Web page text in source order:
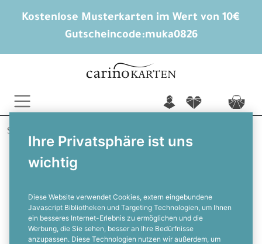
Kostenlose Musterkarten im Wert von 10€
Gutscheincode:muka0826
Ihre Privatsphäre ist uns
wichtig
Diese Website verwendet Cookies, extern eingebundene
Javascript Bibliotheken und Targeting Technologien, um Ihnen
ein besseres Internet-Erlebnis zu ermöglichen und die
Werbung, die Sie sehen, besser an Ihre Bedürfnisse
anzupassen. Diese Technologien nutzen wir außerdem, um
n f c
Startseite
Dariana und Roman
Ballonkarten zur Hochzeit im Shabby